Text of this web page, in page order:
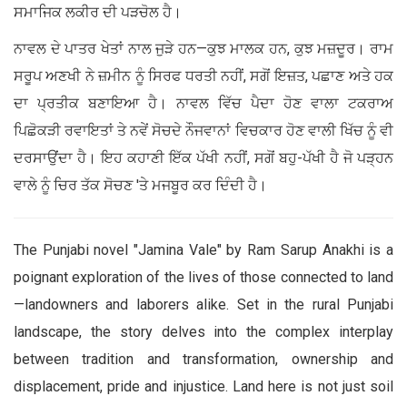
ਸਮਾਜਿਕ ਲਕੀਰ ਦੀ ਪੜਚੋਲ ਹੈ।
ਨਾਵਲ ਦੇ ਪਾਤਰ ਖੇਤਾਂ ਨਾਲ ਜੁੜੇ ਹਨ—ਕੁਝ ਮਾਲਕ ਹਨ, ਕੁਝ ਮਜ਼ਦੂਰ। ਰਾਮ
ਸਰੂਪ ਅਣਖੀ ਨੇ ਜ਼ਮੀਨ ਨੂੰ ਸਿਰਫ ਧਰਤੀ ਨਹੀਂ, ਸਗੋਂ ਇਜ਼ਤ, ਪਛਾਣ ਅਤੇ ਹਕ
ਦਾ ਪ੍ਰਤੀਕ ਬਣਾਇਆ ਹੈ। ਨਾਵਲ ਵਿੱਚ ਪੈਦਾ ਹੋਣ ਵਾਲਾ ਟਕਰਾਅ
ਪਿਛੋਕੜੀ ਰਵਾਇਤਾਂ ਤੇ ਨਵੇਂ ਸੋਚਦੇ ਨੌਜਵਾਨਾਂ ਵਿਚਕਾਰ ਹੋਣ ਵਾਲੀ ਖਿੱਚ ਨੂੰ ਵੀ
ਦਰਸਾਉਂਦਾ ਹੈ। ਇਹ ਕਹਾਣੀ ਇੱਕ ਪੱਖੀ ਨਹੀਂ, ਸਗੋਂ ਬਹੁ-ਪੱਖੀ ਹੈ ਜੋ ਪੜ੍ਹਨ
ਵਾਲੇ ਨੂੰ ਚਿਰ ਤੱਕ ਸੋਚਣ 'ਤੇ ਮਜਬੂਰ ਕਰ ਦਿੰਦੀ ਹੈ।
The Punjabi novel "Jamina Vale" by Ram Sarup Anakhi is a
poignant exploration of the lives of those connected to land
—landowners and laborers alike. Set in the rural Punjabi
landscape, the story delves into the complex interplay
between tradition and transformation, ownership and
displacement, pride and injustice. Land here is not just soil